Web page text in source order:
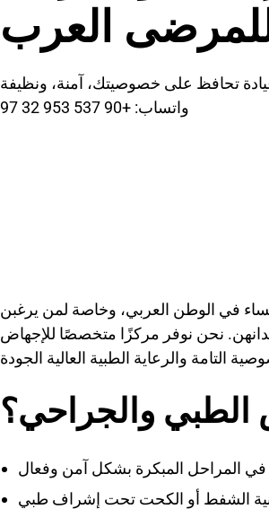
العرب
تحافظ على خصوصيتك، آمنة، ونظيفة
واتساب: +90 537 953 32 97
في الوطن العربي، وخاصة لمن يرغبن
نحن نوفر مركزًا متخصصًا للإجهاض
الطبي والجراحي؟
الشفط أو الكحت تحت إشراف طبي